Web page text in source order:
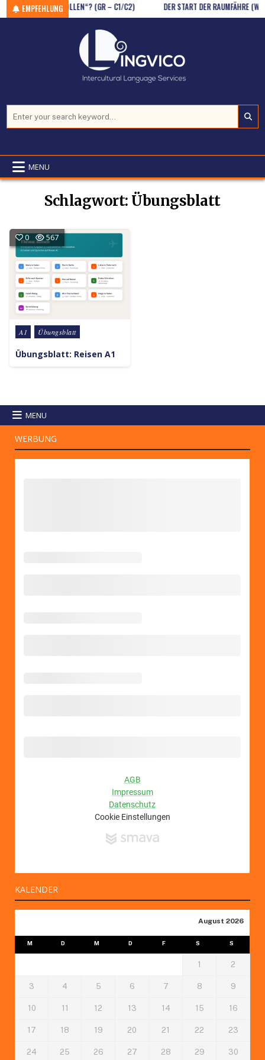
Skip to content
EMPFEHLUNG
MODALVERBS „SOLLEN“? (GR – C1/C2) DER START DER RAUMFÄHRE
MENU
Schlagwort: Übungsblatt
0 567
Posted in
A1 Übungsblatt
Übungsblatt: Reisen A1
MENU
WERBUNG
KALENDER
August 2026
M D M D F S S
1 2
3 4 5 6 7 8 9
10 11 12 13 14 15 16
17 18 19 20 21 22 23
24 25 26 27 28 29 30